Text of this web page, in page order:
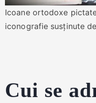
Icoane ortodoxe
iconografie susținute
Cui se